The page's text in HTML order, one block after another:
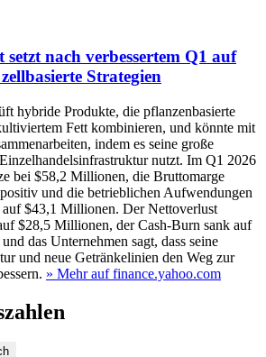
setzt nach verbessertem Q1 auf
Strategien
hybride Produkte, die pflanzenbasierte
Fett kombinieren, und könnte mit
indem es seine große
nutzt. Im Q1 2026
bei $58,2 Millionen, die Bruttomarge
und die betrieblichen Aufwendungen
$43,1 Millionen. Der Nettoverlust
$28,5 Millionen, der Cash-Burn sank auf
das Unternehmen sagt, dass seine
und neue Getränkelinien den Weg zur
» Mehr auf finance.yahoo.com